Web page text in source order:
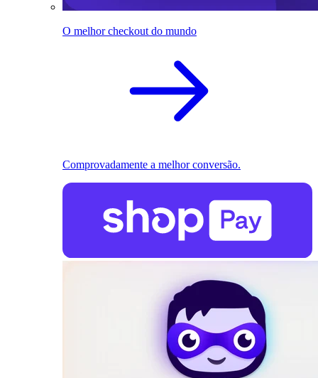
O melhor checkout do mundo
Comprovadamente a melhor conversão.